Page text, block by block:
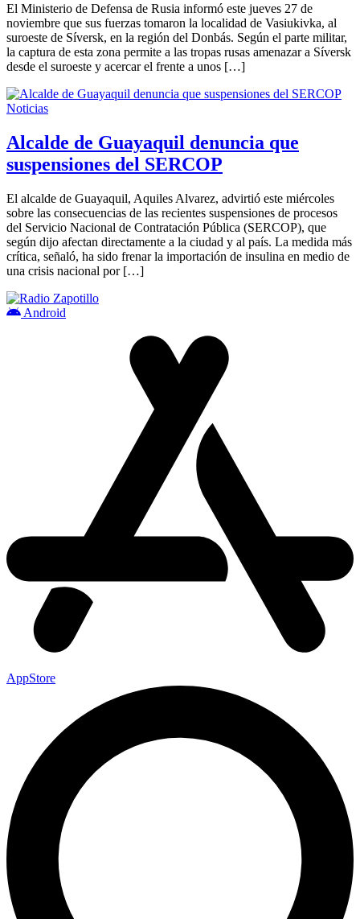
El Ministerio de Defensa de Rusia informó este jueves 27 de
noviembre que sus fuerzas tomaron la localidad de Vasiukivka, al
suroeste de Síversk, en la región del Donbás. Según el parte militar,
la captura de esta zona permite a las tropas rusas amenazar a Síversk
desde el suroeste y acercar el frente a unos […]
Noticias
Alcalde de Guayaquil denuncia que
suspensiones del SERCOP
El alcalde de Guayaquil, Aquiles Alvarez, advirtió este miércoles
sobre las consecuencias de las recientes suspensiones de procesos
del Servicio Nacional de Contratación Pública (SERCOP), que
según dijo afectan directamente a la ciudad y al país. La medida más
crítica, señaló, ha sido frenar la importación de insulina en medio de
una crisis nacional por […]
Android
AppStore